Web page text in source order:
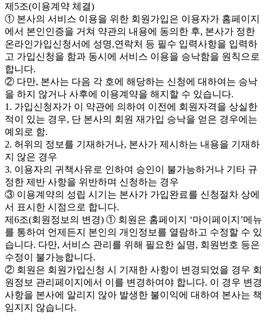
제5조(이용계약 체결)
① 본사의 서비스 이용을 위한 회원가입은 이용자가 홈페이지
에서 본인인증을 거쳐 약관의 내용에 동의한 후, 본사가 정한
온라인가입신청서에 성명,연락처 등 필수 입력사항을 입력하
고 가입신청을 함과 동시에 서비스 이용을 승낙함을 원칙으로
합니다.
② 다만, 본사는 다음 각 호에 해당하는 신청에 대하여는 승낙
을 하지 않거나 사후에 이용계약을 해지할 수 있습니다.
1. 가입신청자가 이 약관에 의하여 이전에 회원자격을 상실한
적이 있는 경우, 단 본사의 회원 재가입 승낙을 얻은 경우에는
예외로 함.
2. 허위의 정보를 기재하거나, 본사가 제시하는 내용을 기재하
지 않은 경우
3. 이용자의 귀책사유로 인하여 승인이 불가능하거나 기타 규
정한 제반 사항을 위반하며 신청하는 경우
③ 이용계약의 성립 시기는 본사가 가입완료를 신청절차 상에
서 표시한 시점으로 합니다.
제6조(회원정보의 변경) ① 회원은 홈페이지 ‘마이페이지’메뉴
를 통하여 언제든지 본인의 개인정보를 열람하고 수정할 수 있
습니다. 다만, 서비스 관리를 위해 필요한 실명, 회원번호 등은
수정이 불가능합니다.
② 회원은 회원가입신청 시 기재한 사항이 변경되었을 경우 회
원정보 관리페이지에서 이를 변경하여야 합니다. 이 경우 변경
사항을 본사에 알리지 않아 발생한 불이익에 대하여 본사는 책
임지지 않습니다.